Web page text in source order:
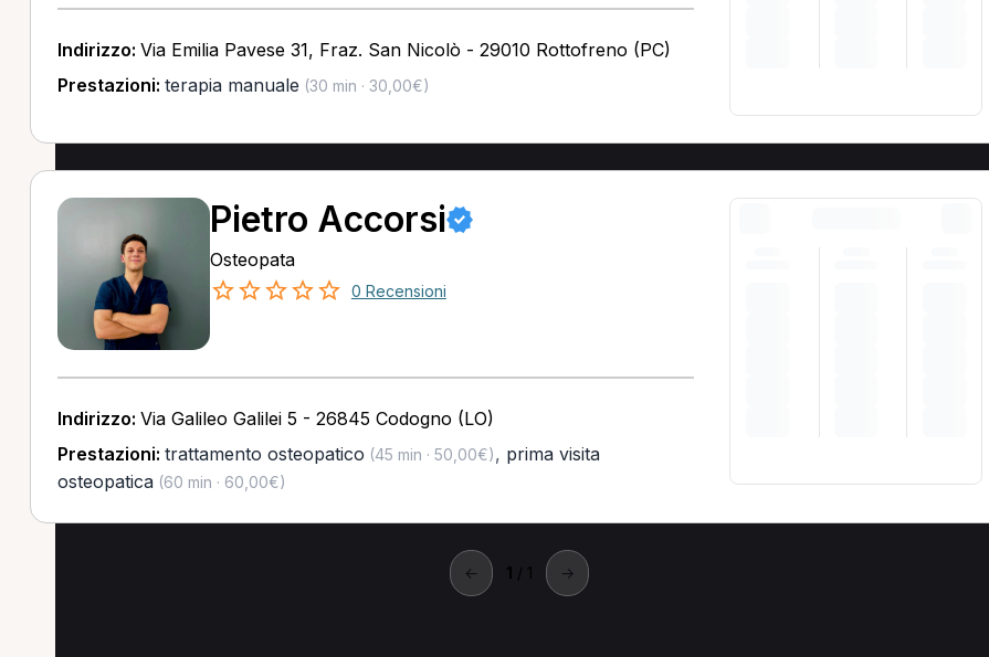
Indirizzo: Via Emilia Pavese 31, Fraz. San Nicolò - 29010 Rottofreno (PC)
Prestazioni: terapia manuale (30 min · 30,00€)
Pietro Accorsi
Osteopata
0 Recensioni
Indirizzo: Via Galileo Galilei 5 - 26845 Codogno (LO)
Prestazioni: trattamento osteopatico (45 min · 50,00€), prima visita
osteopatica(60 min · 60,00€)
← 1 / 1 →